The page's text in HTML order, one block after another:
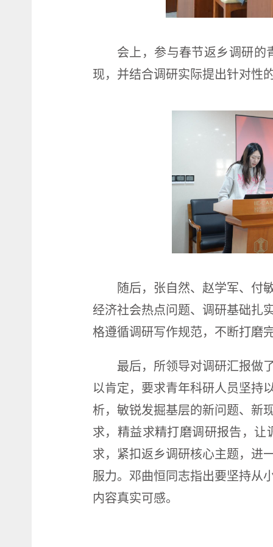
会上，参与春节返乡调研的
现，并结合调研实际提出针对性
随后，张自然、赵学军、付
经济社会热点问题、调研基础扎
格遵循调研写作规范，不断打磨
最后，所领导对调研汇报做
以肯定，要求青年科研人员坚持
析，敏锐发掘基层的新问题、新
求，精益求精打磨调研报告，
求，紧扣返乡调研核心主题，进
服力。邓曲恒同志指出要坚持从
内容真实可感。